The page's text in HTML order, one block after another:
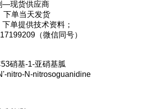
—现货供应商
下单当天发货
单提供技术资料；
（微信同号）
硝基-1-亚硝基胍
nitro-N-nitrosoguanidine